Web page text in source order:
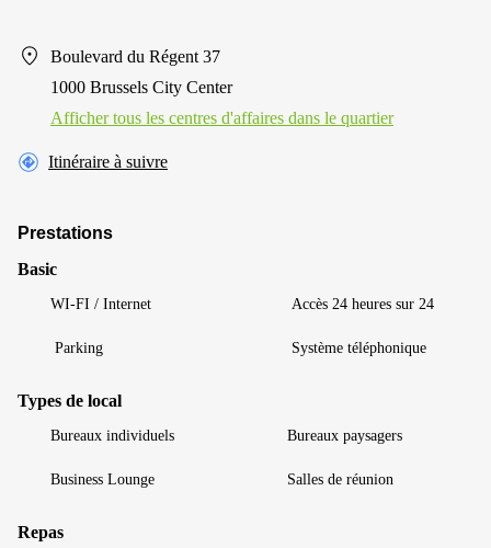
Boulevard du Régent 37
1000 Brussels City Center
Afficher tous les centres d'affaires dans le quartier
Itinéraire à suivre
Prestations
Basic
WI-FI / Internet Accès 24 heures sur 24
Parking Système téléphonique
Types de local
Bureaux individuels Bureaux paysagers
Business Lounge Salles de réunion
Repas